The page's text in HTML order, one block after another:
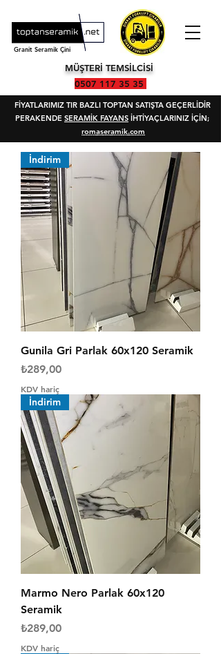
Granit Seramik Çini
MÜŞTERİ TEMSİLCİSİ
0507 117 35 35
FİYATLARIMIZ TIR BAZLI TOPTAN SATIŞTA GEÇERLİDİR
PERAKENDE SERAMİK FAYANS İHTİYAÇLARINIZ İÇİN;
romaseramik.com
İndirim
Gunila Gri Parlak 60x120 Seramik
Fiyat
₺289,00
KDV hariç
İndirim
Marmo Nero Parlak 60x120
Seramik
Fiyat
₺289,00
KDV hariç